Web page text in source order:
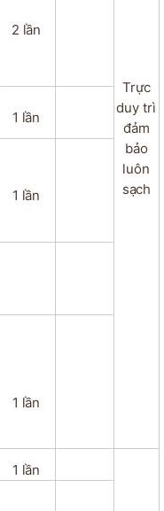
Trực
duy trì
đảm
bảo
luôn
sạch
2 lần
1 lần
1 lần
1 lần
1 lần